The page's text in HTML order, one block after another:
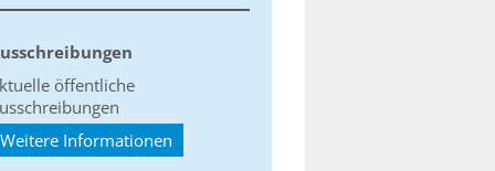
öffentliche
Weitere Informationen